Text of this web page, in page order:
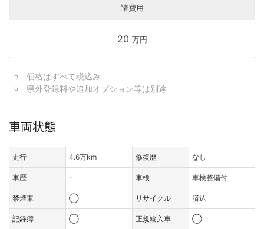
諸費用
20 万円
価格はすべて税込み
県外登録料や追加オプション等は別途
車両状態
走行 4.6万km 修復歴 なし
車歴 - 車検 車検整備付
禁煙車 ◯ リサイクル 済込
記録簿 ◯ 正規輸入車 ◯